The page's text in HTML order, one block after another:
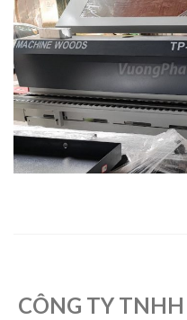
CÔNG TY